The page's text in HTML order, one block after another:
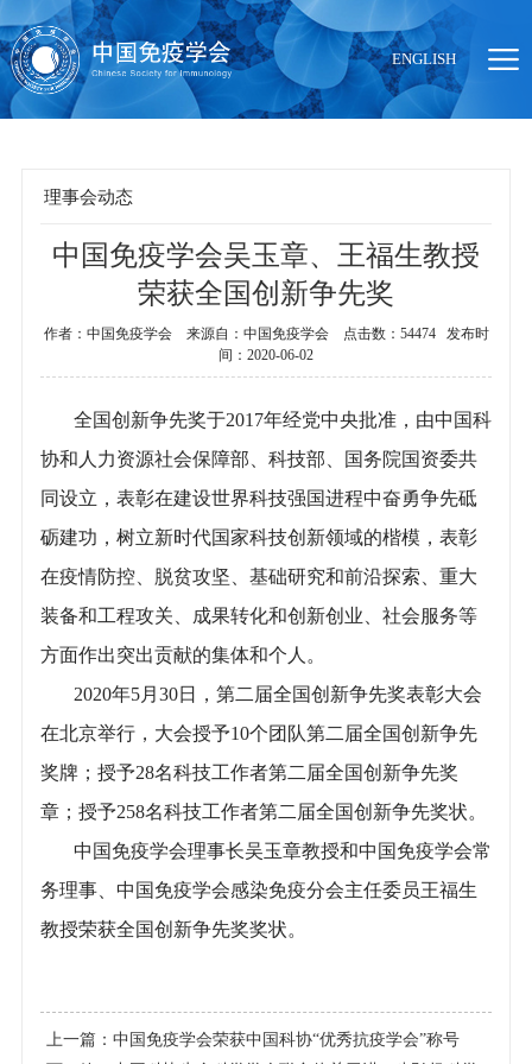
ENGLISH
理事会动态
当前位置： 首页 组织机构 > 理事会动态
中国免疫学会吴玉章、王福生教授
荣获全国创新争先奖
作者：中国免疫学会 来源自：中国免疫学会 点击数：54474 发布时
间：2020-06-02
全国创新争先奖于2017年经党中央批准，由中国科
协和人力资源社会保障部、科技部、国务院国资委共
同设立，表彰在建设世界科技强国进程中奋勇争先砥
砺建功，树立新时代国家科技创新领域的楷模，表彰
在疫情防控、脱贫攻坚、基础研究和前沿探索、重大
装备和工程攻关、成果转化和创新创业、社会服务等
方面作出突出贡献的集体和个人。
2020年5月30日，第二届全国创新争先奖表彰大会
在北京举行，大会授予10个团队第二届全国创新争先
奖牌；授予28名科技工作者第二届全国创新争先奖
章；授予258名科技工作者第二届全国创新争先奖状。
中国免疫学会理事长吴玉章教授和中国免疫学会常
务理事、中国免疫学会感染免疫分会主任委员王福生
教授荣获全国创新争先奖奖状。
上一篇： 中国免疫学会荣获中国科协“优秀抗疫学会”称号